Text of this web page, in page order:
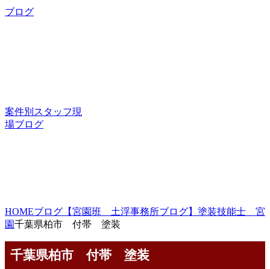
ブログ
案件別スタッフ現
場ブログ
HOMEブログ 【宮園班 土浮事務所ブログ】塗装技能士 宮
園千葉県柏市 付帯 塗装
千葉県柏市 付帯 塗装